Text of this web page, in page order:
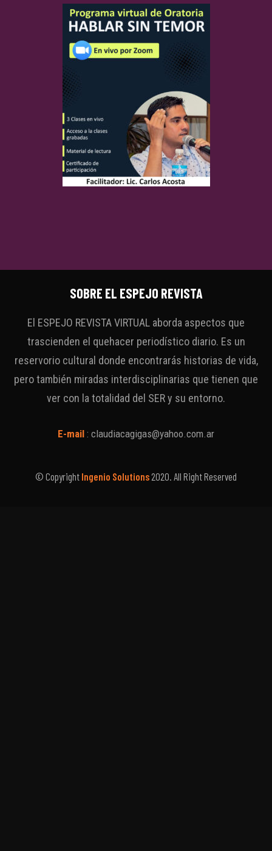
SOBRE EL ESPEJO REVISTA
El ESPEJO REVISTA VIRTUAL aborda aspectos que
trascienden el quehacer periodístico diario. Es un
reservorio cultural donde encontrarás historias de vida,
pero también miradas interdisciplinarias que tienen que
ver con la totalidad del SER y su entorno.
E-mail : claudiacagigas@yahoo.com.ar
© Copyright Ingenio Solutions 2020. All Right Reserved